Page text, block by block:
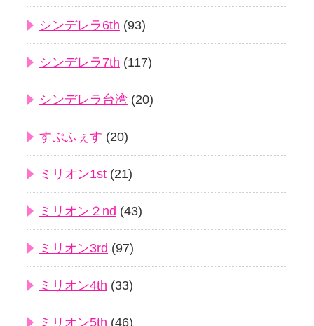
シンデレラ6th (93)
シンデレラ7th (117)
シンデレラ台湾 (20)
すぷふぇす (20)
ミリオン1st (21)
ミリオン２nd (43)
ミリオン3rd (97)
ミリオン4th (33)
ミリオン5th (46)